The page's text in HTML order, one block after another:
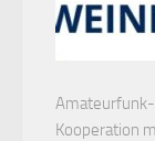
Kooperation